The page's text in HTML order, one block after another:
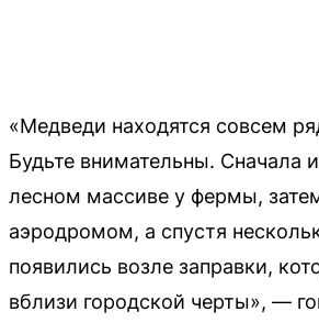
«Медведи находятся совсем
Будьте внимательны. Сначала
лесном массиве у фермы,
аэродромом, а спустя
появились возле заправки,
вблизи городской черты», —